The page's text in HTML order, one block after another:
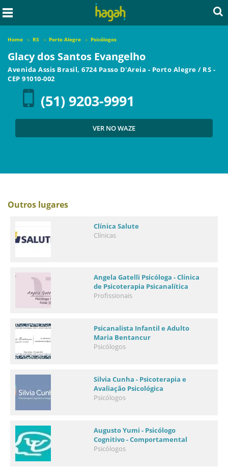
Home RS Porto Alegre Psicólogos
Glacy dos Santos Evangelho
Avenida Assis Brasil, 6724 Passo D'Areia - Porto Alegre / RS -
CEP 91010-002
(51) 9203-9991
VER NO WAZE
Outros lugares
Clínica Salute
Clínicas
Angela Gatelli Psicóloga - Clínica
de Psicoterapia Psicanalítica
Profissionais
Psicanalista Infantil e Adulto
Maria Bentancur
Psicólogos
Silvia Cunha - Psicoterapia e
Avaliação Psicológica
Psicólogos
Augusto Yumi - Psicólogo
Cognitivo - Comportamental
Psicólogos